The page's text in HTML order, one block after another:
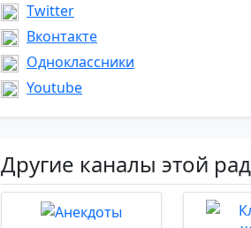
Twitter
Вконтакте
Одноклассники
Youtube
Другие каналы этой